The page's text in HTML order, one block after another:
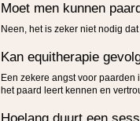
Moet men kunnen
Neen, het is zeker niet nodig
Kan equitherapie
Een zekere angst voor
het paard leert kennen en